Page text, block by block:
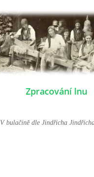
Zpracování lnu
V bulačině dle Jindřicha